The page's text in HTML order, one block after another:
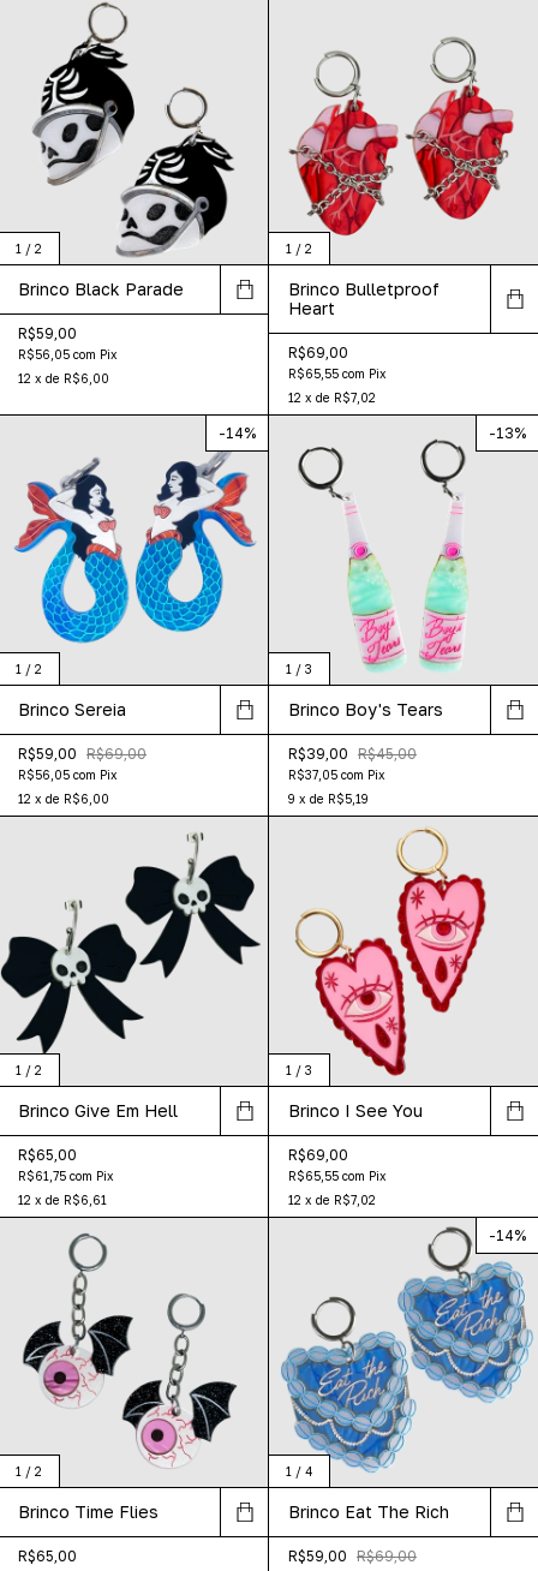
1 / 2
Brinco Black Parade
R$59,00
R$56,05 com Pix
12 x de R$6,00
1 / 2
Brinco Bulletproof
Heart
R$69,00
R$65,55 com Pix
12 x de R$7,02
1 / 2
-14%
Brinco Sereia
R$59,00 R$69,00
R$56,05 com Pix
12 x de R$6,00
1 / 3
-13%
Brinco Boy's Tears
R$39,00 R$45,00
R$37,05 com Pix
9 x de R$5,19
1 / 2
Brinco Give Em Hell
R$65,00
R$61,75 com Pix
12 x de R$6,61
1 / 3
Brinco I See You
R$69,00
R$65,55 com Pix
12 x de R$7,02
1 / 2
Brinco Time Flies
R$65,00
1 / 4
-14%
Brinco Eat The Rich
R$59,00 R$69,00